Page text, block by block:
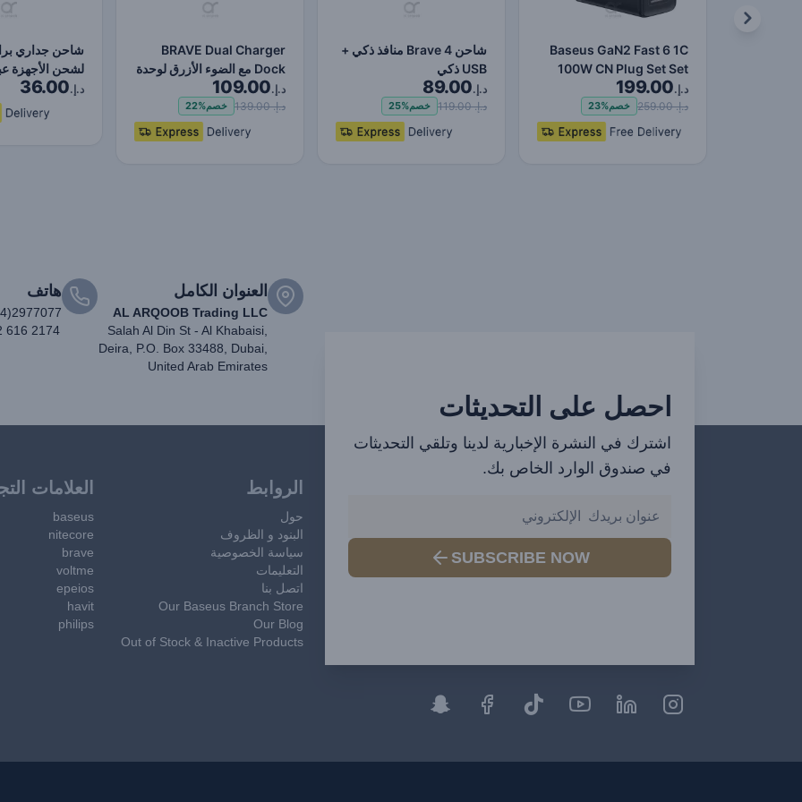
Baseus GaN2 Fast 6 1C
100W CN Plug Set Set
(مع Type-C إلى Type-C…
د.إ.199.00
د.إ. 259.00 خصم23%
شاحن Brave 4 منافذ ذكي +
USB ذكي
د.إ.89.00
د.إ. 119.00 خصم25%
BRAVE Dual Charger
Dock مع الضوء الأزرق لوحدة
التحكم اللاسلكية P…
د.إ.109.00
د.إ. 139.00 خصم22%
شاحن جداري
لشحن الأجهزة
بقوة ٢٤ واط…
د.إ.36.00
العنوان الكامل
AL ARQOOB Trading LLC
Salah Al Din St - Al Khabaisi,
Deira, P.O. Box 33488, Dubai,
United Arab Emirates
هاتف
616 2174
احصل على التحديثات
اشترك في النشرة الإخبارية لدينا وتلقي التحديثات
في صندوق الوارد الخاص بك.
SUBSCRIBE NOW
الروابط
حول
البنود و الظروف
سياسة الخصوصية
التعليمات
اتصل بنا
Our Baseus Branch Store
Our Blog
Out of Stock & Inactive Products
العلامات
baseus
nitecore
brave
voltme
epeios
havit
philips